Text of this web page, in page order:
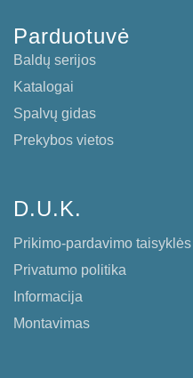
Parduotuvė
Baldų serijos
Katalogai
Spalvų gidas
Prekybos vietos
D.U.K.
Prikimo-pardavimo taisyklės
Privatumo politika
Informacija
Montavimas